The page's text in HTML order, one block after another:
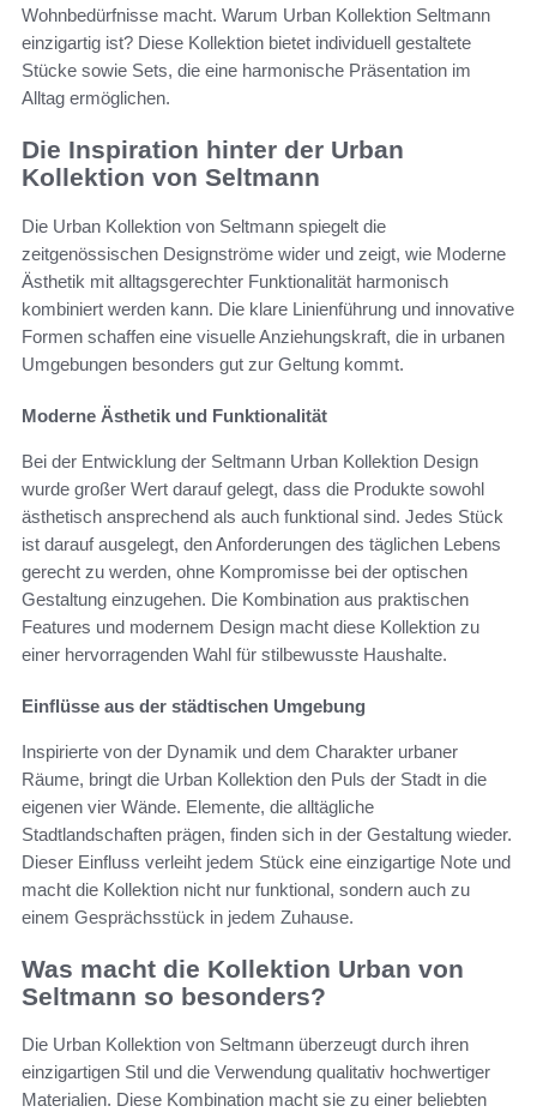
Wohnbedürfnisse macht. Warum Urban Kollektion Seltmann
einzigartig ist? Diese Kollektion bietet individuell gestaltete
Stücke sowie Sets, die eine harmonische Präsentation im
Alltag ermöglichen.
Die Inspiration hinter der Urban
Kollektion von Seltmann
Die Urban Kollektion von Seltmann spiegelt die
zeitgenössischen Designströme wider und zeigt, wie Moderne
Ästhetik mit alltagsgerechter Funktionalität harmonisch
kombiniert werden kann. Die klare Linienführung und innovative
Formen schaffen eine visuelle Anziehungskraft, die in urbanen
Umgebungen besonders gut zur Geltung kommt.
Moderne Ästhetik und Funktionalität
Bei der Entwicklung der Seltmann Urban Kollektion Design
wurde großer Wert darauf gelegt, dass die Produkte sowohl
ästhetisch ansprechend als auch funktional sind. Jedes Stück
ist darauf ausgelegt, den Anforderungen des täglichen Lebens
gerecht zu werden, ohne Kompromisse bei der optischen
Gestaltung einzugehen. Die Kombination aus praktischen
Features und modernem Design macht diese Kollektion zu
einer hervorragenden Wahl für stilbewusste Haushalte.
Einflüsse aus der städtischen Umgebung
Inspirierte von der Dynamik und dem Charakter urbaner
Räume, bringt die Urban Kollektion den Puls der Stadt in die
eigenen vier Wände. Elemente, die alltägliche
Stadtlandschaften prägen, finden sich in der Gestaltung wieder.
Dieser Einfluss verleiht jedem Stück eine einzigartige Note und
macht die Kollektion nicht nur funktional, sondern auch zu
einem Gesprächsstück in jedem Zuhause.
Was macht die Kollektion Urban von
Seltmann so besonders?
Die Urban Kollektion von Seltmann überzeugt durch ihren
einzigartigen Stil und die Verwendung qualitativ hochwertiger
Materialien. Diese Kombination macht sie zu einer beliebten